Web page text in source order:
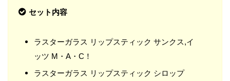
セット内容
ラスターガラス リップスティック サンクス,イ
ッツ M・A・C！
ラスターガラス リップスティック シロップ